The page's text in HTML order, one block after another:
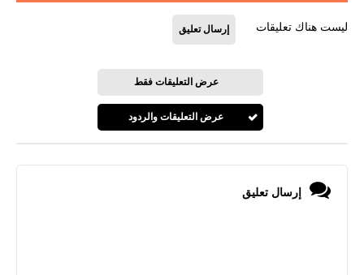
ليست هناك تعليقات إرسال تعليق
عرض التعليقات فقط
عرض التعليقات والردود
إرسال تعليق